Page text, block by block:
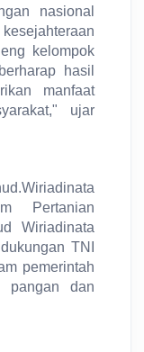
nasional
kelompok
hasil
manfaat
ujar
Pertanian
Wiriadinata
TNI
pemerintah
pangan dan